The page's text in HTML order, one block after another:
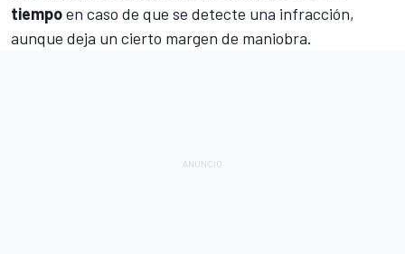
tiempoen caso de que se detecte una infracción,
aunque deja un cierto margen de maniobra.